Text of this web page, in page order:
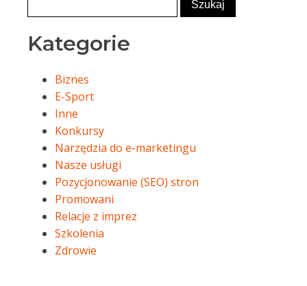
Kategorie
Biznes
E-Sport
Inne
Konkursy
Narzędzia do e-marketingu
Nasze usługi
Pozycjonowanie (SEO) stron
Promowani
Relacje z imprez
Szkolenia
Zdrowie